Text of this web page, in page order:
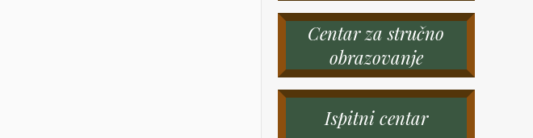
Centar za stručno
obrazovanje
Ispitni centar